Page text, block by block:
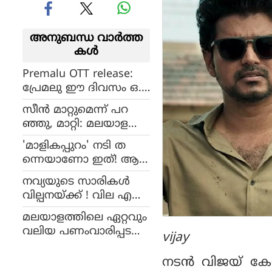
അനുബന്ധ വാര്‍ത്ത
കള്‍
Premalu OTT release:
പ്രേമലു ഈ ദിവസം ഒ.
ടി.ടിയില്‍ കാണാം,
പുതിയ വിവരം
സീൻ മാറ്റുമെന്ന് പറ
ഞ്ഞു, മാറ്റി: മലയാള
ത്തിലെ ഏറ്റവും വമ്പൻ
ഹിറ്റാകാൻ മഞ്ഞുമ്മ
ലിന് വേണ്ടത് 4.5 കോടി
മാത്രം!
'മാളികപ്പുറം' നടി ത
ന്നെയാണോ ഇത്! ആ
ളാകെ മാറി ആല്‍ഫി പ
ഞ്ഞിക്കാരന്‍
നവ്യയുടെ സാരികള്‍
വില്പനയ്ക്ക് ! വില എത്ര
യാണെന്നോ? വാങ്ങാന്‍
എത്തുന്നവര്‍ ശ്ര
ദ്ധിക്കേണ്ട കാര്യങ്ങള്‍
മലയാളത്തിലെ ഏറ്റവും
വലിയ പണംവാരിപ്പട
vijay
നടന്‍ വിജയ്